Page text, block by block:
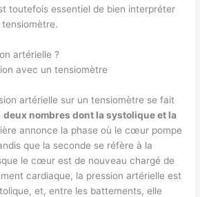
toutefois essentiel de bien interpréter
artérielle ?
avec un tensiomètre
artérielle sur un tensiomètre se fait
deux nombres dont la systolique et la
annonce la phase où le cœur pompe
que la seconde se réfère à la
le cœur est de nouveau chargé de
cardiaque, la pression artérielle est
et, entre les battements, elle